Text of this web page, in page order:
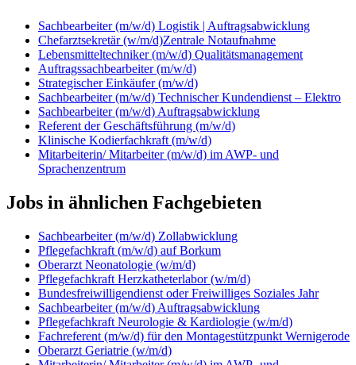
Sachbearbeiter (m/w/d) Logistik | Auftragsabwicklung
Chefarztsekretär (w/m/d)Zentrale Notaufnahme
Lebensmitteltechniker (m/w/d) Qualitätsmanagement
Auftragssachbearbeiter (m/w/d)
Strategischer Einkäufer (m/w/d)
Sachbearbeiter (m/w/d) Technischer Kundendienst – Elektro
Sachbearbeiter (m/w/d) Auftragsabwicklung
Referent der Geschäftsführung (m/w/d)
Klinische Kodierfachkraft (m/w/d)
Mitarbeiterin/ Mitarbeiter (m/w/d) im AWP- und
Sprachenzentrum
Jobs in ähnlichen Fachgebieten
Sachbearbeiter (m/w/d) Zollabwicklung
Pflegefachkraft (m/w/d) auf Borkum
Oberarzt Neonatologie (w/m/d)
Pflegefachkraft Herzkatheterlabor (w/m/d)
Bundesfreiwilligendienst oder Freiwilliges Soziales Jahr
Sachbearbeiter (m/w/d) Auftragsabwicklung
Pflegefachkraft Neurologie & Kardiologie (w/m/d)
Fachreferent (m/w/d) für den Montagestützpunkt Wernigerode
Oberarzt Geriatrie (w/m/d)